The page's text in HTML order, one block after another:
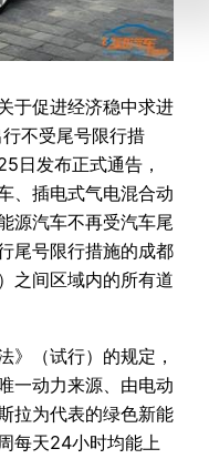
于促进经济稳中求进
不受尾号限行措
日发布正式通告，
、插电式气电混合动
源汽车不再受汽车尾
尾号限行措施的成都
之间区域内的所有道
》（试行）的规定，
一动力来源、由电动
拉为代表的绿色新能
每天24小时均能上